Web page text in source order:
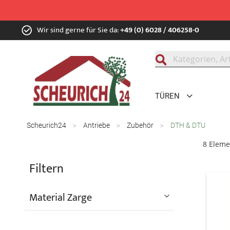
Zum
Inhalt Wir sind gerne für Sie da:+49 (0) 6028 / 406258-0
TÜREN
Scheurich24 Antriebe Zubehör DTH & DTU
8
Filtern
Material Zarge